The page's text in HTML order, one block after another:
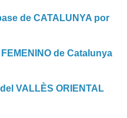
de CATALUNYA por
de Catalunya
VALLÈS ORIENTAL